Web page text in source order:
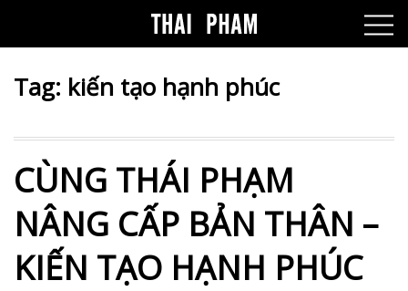
Tag: kiến tạo hạnh phúc
CÙNG THÁI PHẠM
NÂNG CẤP BẢN THÂN –
KIẾN TẠO HẠNH PHÚC